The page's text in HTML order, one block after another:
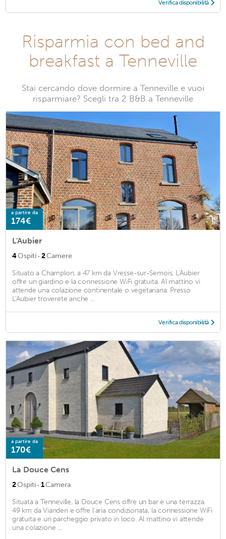
Verifica disponibilità
Risparmia con bed and
breakfast a Tenneville
Stai cercando dove dormire a Tenneville e vuoi
risparmiare? Scegli tra 2 B&B a Tenneville
a partire da
174€
L'Aubier
4Ospiti · 2Camere
Situato a Champlon, a 47 km da Vresse-sur-Semois, L'Aubier
offre un giardino e la connessione WiFi gratuita. Al mattino vi
attende una colazione continentale o vegetariana. Presso
L'Aubier troverete anche ...
Verifica disponibilità
a partire da
170€
La Douce Cens
2Ospiti · 1Camera
Situata a Tenneville, la Douce Cens offre un bar e una terrazza.
49 km da Vianden e offre l'aria condizionata, la connessione WiFi
gratuita e un parcheggio privato in loco. Al mattino vi attende
una colazione ...